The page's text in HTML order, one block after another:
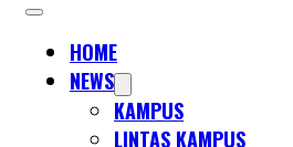
HOME
NEWS
KAMPUS
LINTAS KAMPUS